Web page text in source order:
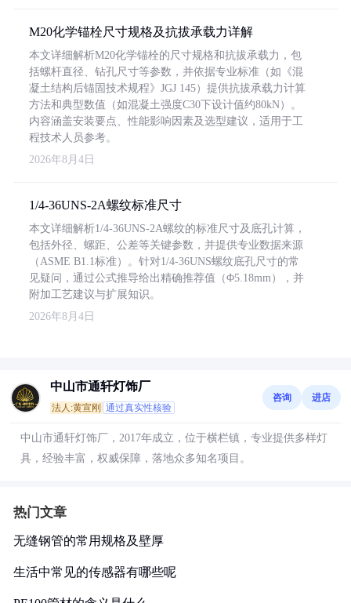
M20化学锚栓尺寸规格及抗拔承载力详解
本文详细解析M20化学锚栓的尺寸规格和抗拔承载力，包
括螺杆直径、钻孔尺寸等参数，并依据专业标准（如《混
凝土结构后锚固技术规程》JGJ 145）提供抗拔承载力计算
方法和典型数值（如混凝土强度C30下设计值约80kN）。
内容涵盖安装要点、性能影响因素及选型建议，适用于工
程技术人员参考。
2026年8月4日
1/4-36UNS-2A螺纹标准尺寸
本文详细解析1/4-36UNS-2A螺纹的标准尺寸及底孔计算，
包括外径、螺距、公差等关键参数，并提供专业数据来源
（ASME B1.1标准）。针对1/4-36UNS螺纹底孔尺寸的常
见疑问，通过公式推导给出精确推荐值（Φ5.18mm），并
附加工艺建议与扩展知识。
2026年8月4日
中山市通轩灯饰厂
法人:黄宣刚 通过真实性核验
咨询 进店
中山市通轩灯饰厂，2017年成立，位于横栏镇，专业提供多样灯
具，经验丰富，权威保障，落地众多知名项目。
热门文章
无缝钢管的常用规格及壁厚
生活中常见的传感器有哪些呢